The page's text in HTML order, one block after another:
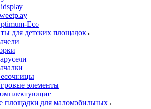
Еco
для детских площадок
элементы
площадки для маломобильных